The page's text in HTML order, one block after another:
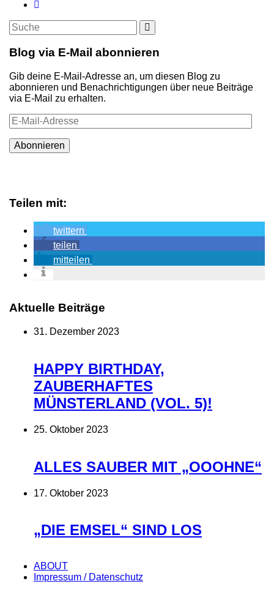
Suche
nach:
Blog via E-Mail abonnieren
Gib deine E-Mail-Adresse an, um diesen Blog zu
abonnieren und Benachrichtigungen über neue Beiträge
via E-Mail zu erhalten.
E-
Mail-
Adresse
Abonnieren
Teilen mit:
twittern
teilen
mitteilen
Aktuelle Beiträge
31. Dezember 2023
HAPPY BIRTHDAY,
ZAUBERHAFTES
MÜNSTERLAND (VOL. 5)!
25. Oktober 2023
ALLES SAUBER MIT „OOOHNE“
17. Oktober 2023
„DIE EMSEL“ SIND LOS
ABOUT
Impressum / Datenschutz